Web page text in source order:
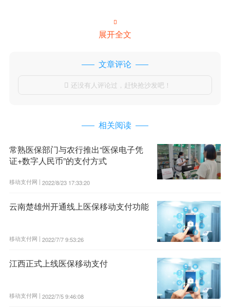

展开全文
文章评论
 还没有人评论过，赶快抢沙发吧！
相关阅读
常熟医保部门与农行推出“医保电子凭
证+数字人民币”的支付方式
移动支付网 | 2022/8/23 17:33:20
云南楚雄州开通线上医保移动支付功能
移动支付网 | 2022/7/7 9:53:26
江西正式上线医保移动支付
移动支付网 | 2022/7/5 9:46:08